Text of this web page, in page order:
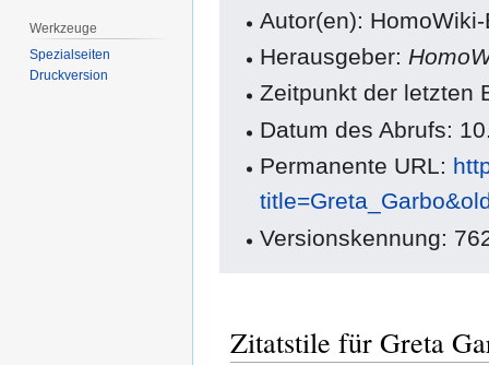
Autor(en):
Herausgeber:
Zeitpunkt der letzten
Datum des Abrufs:
Permanente URL:
Versionskennung:
Zitatstile für Greta
Werkzeuge
Spezialseiten
Druckversion